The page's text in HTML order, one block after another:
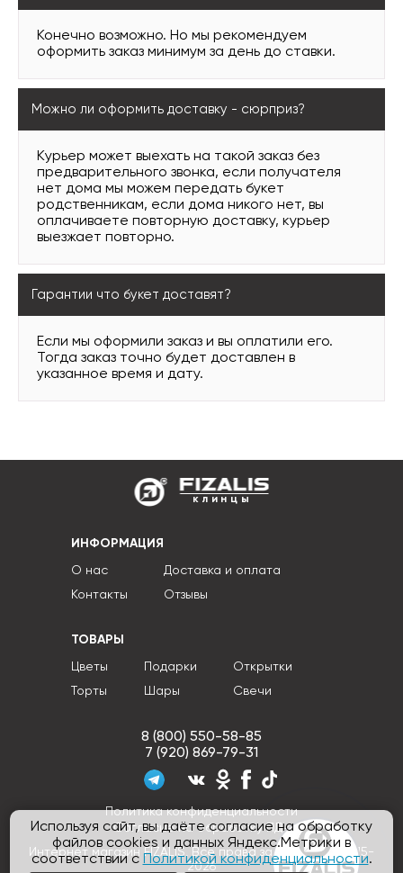
Используя сайт, вы даёте согласие на обработку
файлов cookies и данных Яндекс.Метрики в
соответствии с Политикой конфиденциальности.
Конечно возможно. Но мы рекомендуем
оформить заказ минимум за день до ставки.
Можно ли оформить доставку - сюрприз?
Курьер может выехать на такой заказ без
предварительного звонка, если получателя
нет дома мы можем передать букет
родственникам, если дома никого нет, вы
оплачиваете повторную доставку, курьер
выезжает повторно.
Гарантии что букет доставят?
Если мы оформили заказ и вы оплатили его.
Тогда заказ точно будет доставлен в
указанное время и дату.
клинцы
ИНФОРМАЦИЯ
О нас
Контакты
Доставка и оплата
Отзывы
ТОВАРЫ
Цветы
Торты
Подарки
Шары
Открытки
Свечи
8 (800) 550-58-85
7 (920) 869-79-31
Политика конфиденциальности
Согласие на обработку ПДн
Интернет магазин FIZALIS, Все права защищены © 2015-
2026